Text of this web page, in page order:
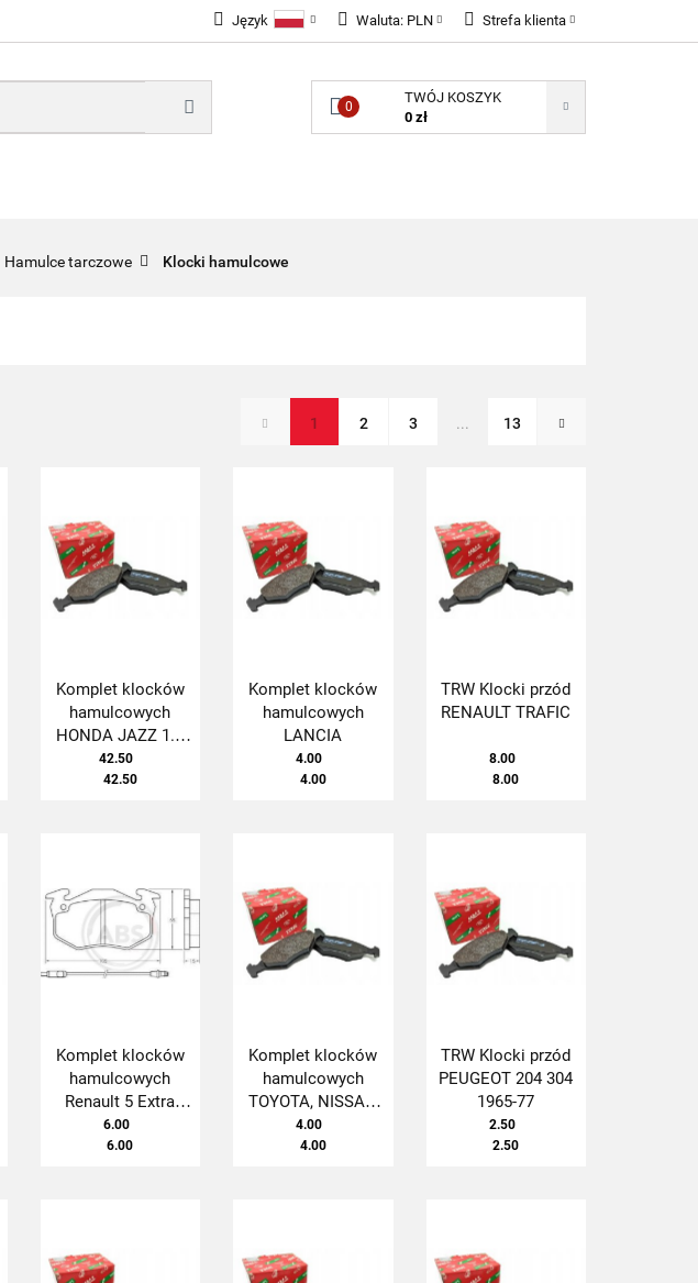
Język Waluta: PLN
EUR
GBP
Strefa klienta
Zarejestruj się
Dodaj zgłoszenie
0
TWÓJ KOSZYK
0 zł
AKTUALNOŚCI
Hamulce tarczowe Klocki hamulcowe
1 2 3 ... 13
Komplet klocków
hamulcowych
HONDA JAZZ 1.2
83-
42.50
42.50
Komplet klocków
hamulcowych
LANCIA
4.00
4.00
TRW Klocki przód
RENAULT TRAFIC
8.00
8.00
Komplet klocków
hamulcowych
Renault 5 Extra
Rapid Twingo (F)
84-92
6.00
6.00
Komplet klocków
hamulcowych
TOYOTA, NISSAN
komplet
4.00
4.00
TRW Klocki przód
PEUGEOT 204 304
1965-77
2.50
2.50